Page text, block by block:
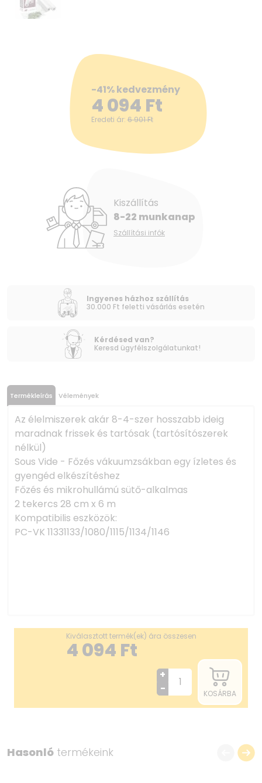
-41% kedvezmény
4 094 Ft
Eredeti ár:6 901Ft
Kiszállítás
8-22 munkanap
Szállítási infók
Ingyenes házhoz szállítás
30.000 Ft feletti vásárlás esetén
Kérdésed van?
Keresd ügyfélszolgálatunkat!
Termékleírás Vélemények
Az élelmiszerek akár 8-4-szer hosszabb ideig
maradnak frissek és tartósak (tartósítószerek
nélkül)
Sous Vide - Főzés vákuumzsákban egy ízletes és
gyengéd elkészítéshez
Főzés és mikrohullámú sütő-alkalmas
2 tekercs 28 cm x 6 m
Kompatibilis eszközök:
PC-VK 11331133/1080/1115/1134/1146
Kiválasztott termék(ek) ára összesen
4 094 Ft
+
-
KOSÁRBA
Hasonló termékeink